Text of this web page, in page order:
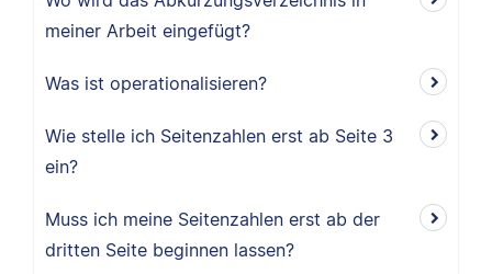
meiner Arbeit eingefügt?
Was ist operationalisieren?
Wie stelle ich Seitenzahlen erst ab Seite 3
ein?
Muss ich meine Seitenzahlen erst ab der
dritten Seite beginnen lassen?